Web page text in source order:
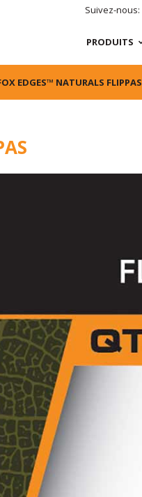
Suivez-nous:
PRODUITS
EDGES™ NATURALS FLIPPAS